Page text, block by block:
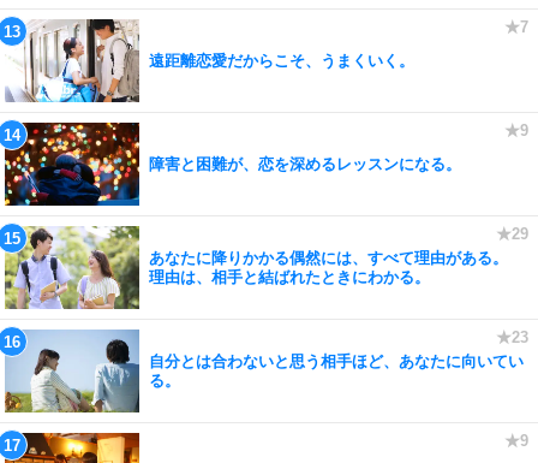
遠距離恋愛だからこそ、うまくいく。
障害と困難が、恋を深めるレッスンになる。
あなたに降りかかる偶然には、すべて理由がある。
理由は、相手と結ばれたときにわかる。
自分とは合わないと思う相手ほど、あなたに向いてい
る。